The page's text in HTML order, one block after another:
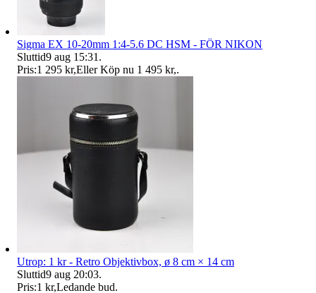
Sigma EX 10-20mm 1:4-5.6 DC HSM - FÖR NIKON
Sluttid9 aug 15:31 .
Pris:1 295 kr,Eller Köp nu 1 495 kr,.
Utrop: 1 kr - Retro Objektivbox, ø 8 cm × 14 cm
Sluttid9 aug 20:03.
Pris:1 kr,Ledande bud.